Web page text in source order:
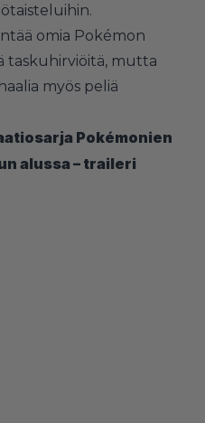
omia Pokémon
taskuhirviöitä, mutta
myös peliä
Pokémonien
alussa – traileri